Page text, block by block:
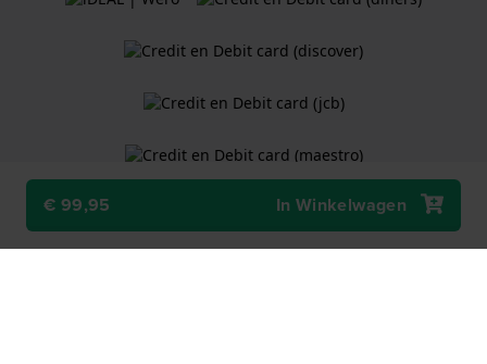
€ 99,95 In Winkelwagen